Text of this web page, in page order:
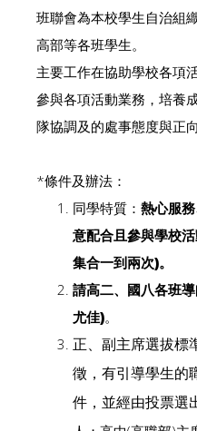
班聯會為本校學生自治組
高部等各班學生。
主要工作在協助學校各項
參與各項活動業務，培養
隊協調及的處事態度與正
*條件及辦法：
同學特質： 熱心服
意配合且參與學校
集合一到兩次)。
請高二、國八各班
尤佳)。
正、副主席選拔標
徵，有引導學生的
件，並經由投票選